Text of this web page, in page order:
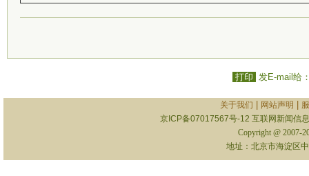
打印 发E-mail给
关于我们 网站声明
京ICP备07017567号-12 互联网新闻信
Copyright @ 2007-
地址：北京市海淀区